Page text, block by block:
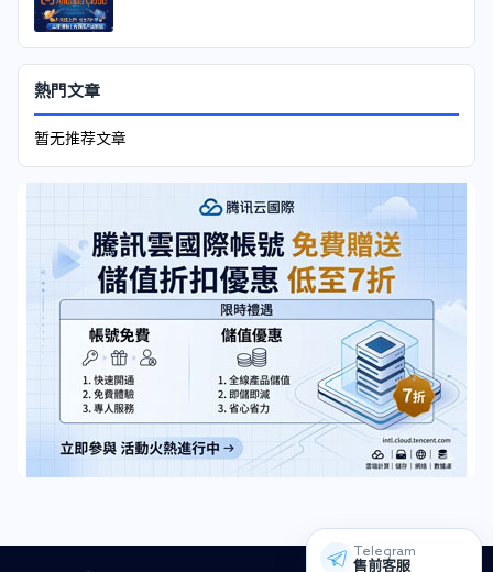
熱門文章
暂无推荐文章
Telegram
售前客服